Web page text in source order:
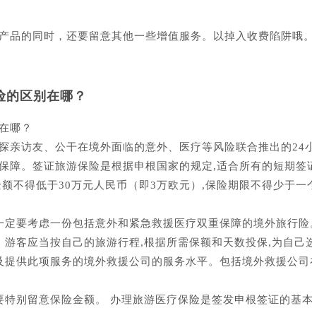
品的同时，还要留意其他一些增值服务。以掉入收费陷阱哦。
区别在哪？
哪？
亲访友、公干在境外面临的意外、医疗等风险联合推出的24
障。签证旅游保险是根据申根国家的规定,适合所有的短期
不得低于30万元人民币（即3万欧元）,保险期限不得少于一
要考虑一份包括意外和紧急救援医疗双重保障的境外旅行险
客应当按自己的旅游行程,根据所需保额和天数投保,为自己
供此项服务的境外救援公司的服务水平。包括境外救援公
别留意保险金额。 办理旅游医疗保险是签发申根签证的基